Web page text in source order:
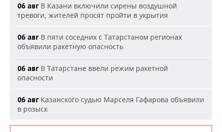
06 авг В Казани включили сирены воздушной
тревоги, жителей просят пройти в укрытия
06 авг В пяти соседних с Татарстаном регионах
объявили ракетную опасность
06 авг В Татарстане ввели режим ракетной
опасности
06 авг Казанского судью Марселя Гафарова объявили
в розыск